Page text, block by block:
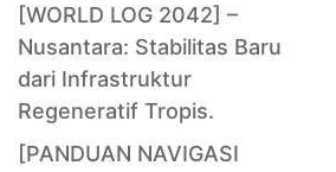
[WORLD LOG 2042] –
Nusantara: Stabilitas Baru
dari Infrastruktur
Regeneratif Tropis.
[PANDUAN NAVIGASI